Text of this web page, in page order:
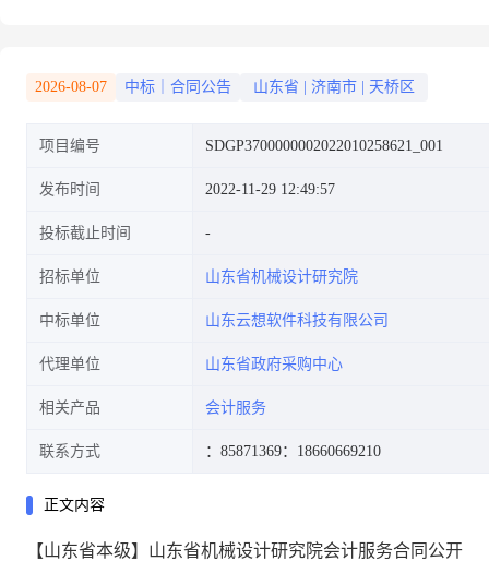
2026-08-07 中标｜合同公告 山东省 济南市 天桥区
项目编号 SDGP3700000002022010258621_001
发布时间 2022-11-29 12:49:57
投标截止时间
招标单位 山东省机械设计研究院
中标单位 山东云想软件科技有限公司
代理单位 山东省政府采购中心
相关产品 会计服务
联系方式 ：85871369：18660669210
正文内容
【山东省本级】山东省机械设计研究院会计服务合同公开